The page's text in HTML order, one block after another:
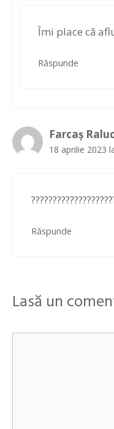
Îmi place că
Răspunde
Farcaș
18 aprilie 2023
Răspunde
Lasă un